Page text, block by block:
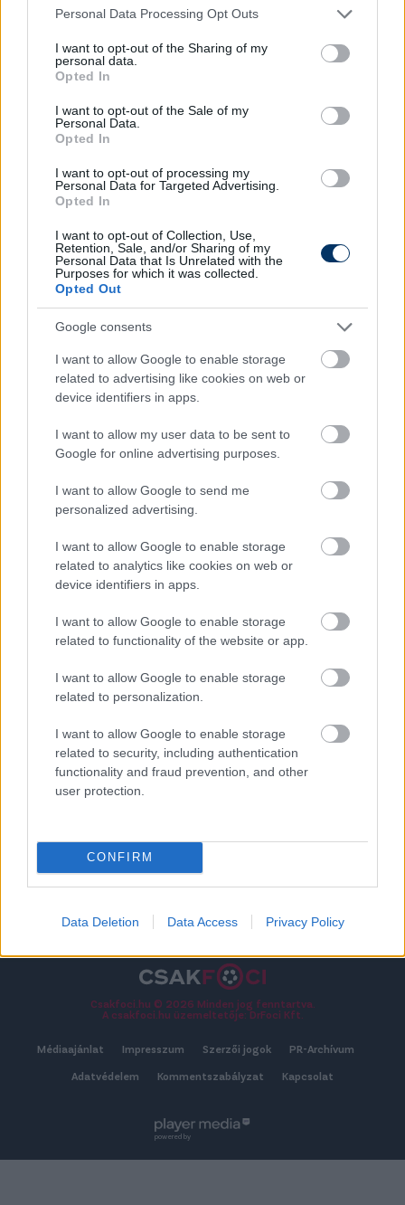
Please note that this website/app uses one or more Google
not limited to your visit or usage behaviour. You may click to
grant or deny consent to Google and its third-party tags to
use your data for below specified purposes in below Google
consent section.
Personal Data Processing Opt Outs
I want to opt-out of the Sharing of my
personal data.
Opted In
I want to opt-out of the Sale of my
Personal Data.
Opted In
I want to opt-out of processing my
Personal Data for Targeted Advertising.
Opted In
I want to opt-out of Collection, Use,
Retention, Sale, and/or Sharing of my
Personal Data that Is Unrelated with the
Purposes for which it was collected.
Opted Out
Google consents
I want to allow Google to enable storage
related to advertising like cookies on web or
device identifiers in apps.
I want to allow my user data to be sent to
Google for online advertising purposes.
I want to allow Google to send me
personalized advertising.
I want to allow Google to enable storage
related to analytics like cookies on web or
device identifiers in apps.
I want to allow Google to enable storage
related to functionality of the website or app.
I want to allow Google to enable storage
related to personalization.
I want to allow Google to enable storage
related to security, including authentication
functionality and fraud prevention, and other
user protection.
CONFIRM
Data Deletion Data Access Privacy Policy
Autópiac
TOVÁBBI AJÁNLATOK
Kövess minket a Facebookon is!
Átigazolások
Fiatal kapus érkezett
A Tiszakécske bejelentetteNémeth Benceérkezését. A 18
éves utánpótlás-válogatott hálóőr a Puskás Akadémiától
érkezett.
Csakfoci.hu © 2026 Minden jog fenntartva.
A csakfoci.hu üzemeltetője: DrFoci Kft.
Médiaajánlat Impresszum Szerzői jogok PR-Archívum
Adatvédelem Kommentszabályzat Kapcsolat
powered by